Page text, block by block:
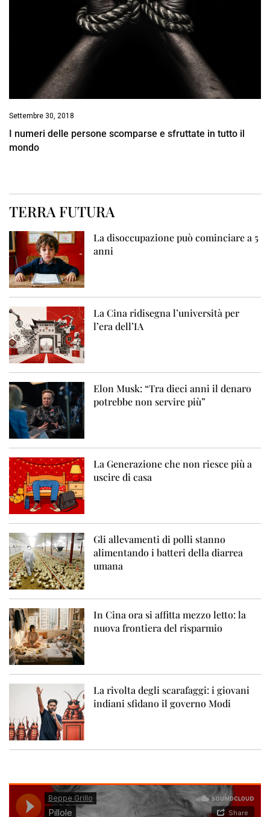
Settembre 30, 2018
I numeri delle persone scomparse e sfruttate in tutto il
mondo
TERRA FUTURA
La disoccupazione può cominciare a 5
anni
La Cina ridisegna l’università per
l’era dell’IA
Elon Musk: “Tra dieci anni il denaro
potrebbe non servire più”
La Generazione che non riesce più a
uscire di casa
Gli allevamenti di polli stanno
alimentando i batteri della diarrea
umana
In Cina ora si affitta mezzo letto: la
nuova frontiera del risparmio
La rivolta degli scarafaggi: i giovani
indiani sfidano il governo Modi